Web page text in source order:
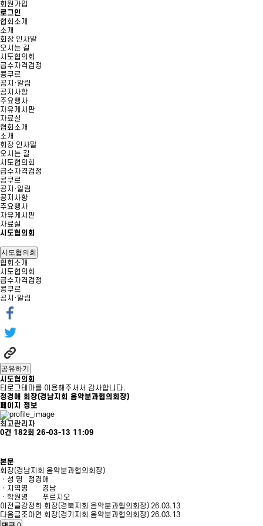
회원가입
로그인
협회소개
소개
회장 인사말
오시는 길
시도협의회
급수자격검정
콩쿠르
공지·알림
공지사항
주요행사
자유게시판
자료실
협회소개
소개
회장 인사말
오시는 길
시도협의회
급수자격검정
콩쿠르
공지·알림
공지사항
주요행사
자유게시판
자료실
시도협의회
시도협의회
협회소개
시도협의회
급수자격검정
콩쿠르
공지·알림
공유하기
시도협의회
티로그테마를 이용해주셔서 감사합니다.
정경애 회장(경남지회 음악분과협의회장)
페이지 정보
최고관리자
0건 182회 26-03-13 11:09
본문
회장(경남지회 음악분과협의회장)
ㆍ성 명
정경애
ㆍ지역명
경남
ㆍ학원명
푸르지오
이전글강정희 회장(경북지회 음악분과협의회장) 26.03.13
다음글조아연 회장(경기지회 음악분과협의회장) 26.03.13